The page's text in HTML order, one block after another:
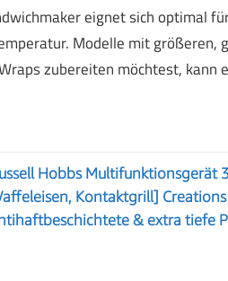
eignet sich optimal
Modelle mit
zubereiten möchtest, kann
Hobbs Multifunktionsgerät
Kontaktgrill]
& extra tiefe